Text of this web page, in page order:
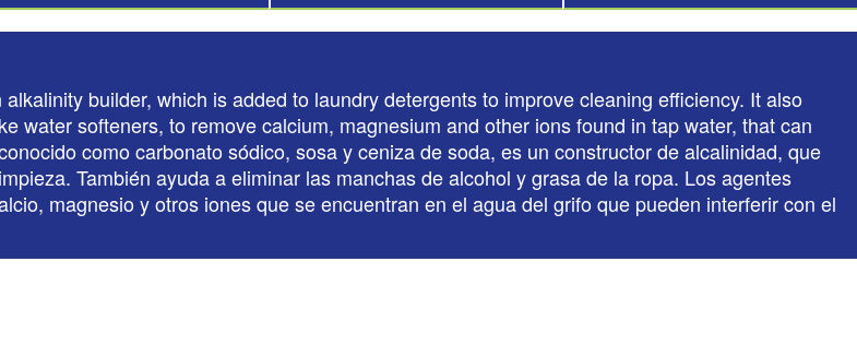
builder, which is added to laundry detergents to improve cleaning efficiency. It also
water softeners, to remove calcium, magnesium and other ions found in tap water, that can
como carbonato sódico, sosa y ceniza de soda, es un constructor de alcalinidad, que
También ayuda a eliminar las manchas de alcohol y grasa de la ropa. Los agentes
magnesio y otros iones que se encuentran en el agua del grifo que pueden interferir con el